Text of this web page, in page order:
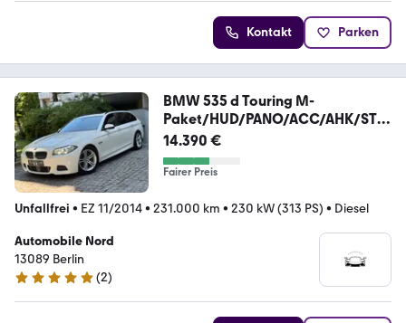
Kontakt Parken
BMW 535 d Touring M-
Paket/HUD/PANO/ACC/AHK/STA
NDHEIZ
14.390 €
Fairer Preis
Unfallfrei • EZ 11/2014• 231.000 km • 230 kW (313 PS) • Diesel
Automobile Nord
13089 Berlin
5 Sterne
(2)